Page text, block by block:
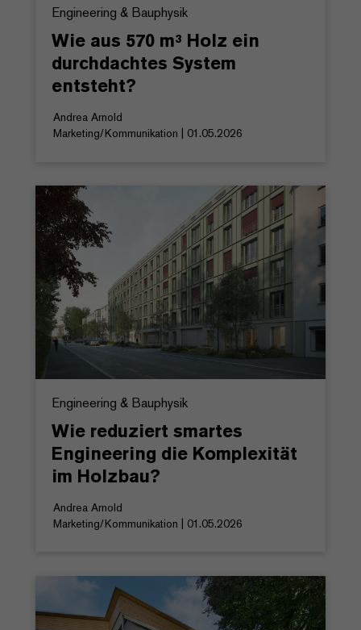
Engineering & Bauphysik
Wie aus 570 m³ Holz ein
durchdachtes System
entsteht?
Andrea Arnold
Marketing/Kommunikation | 01.05.2026
Engineering & Bauphysik
Wie reduziert smartes
Engineering die Komplexität
im Holzbau?
Andrea Arnold
Marketing/Kommunikation | 01.05.2026